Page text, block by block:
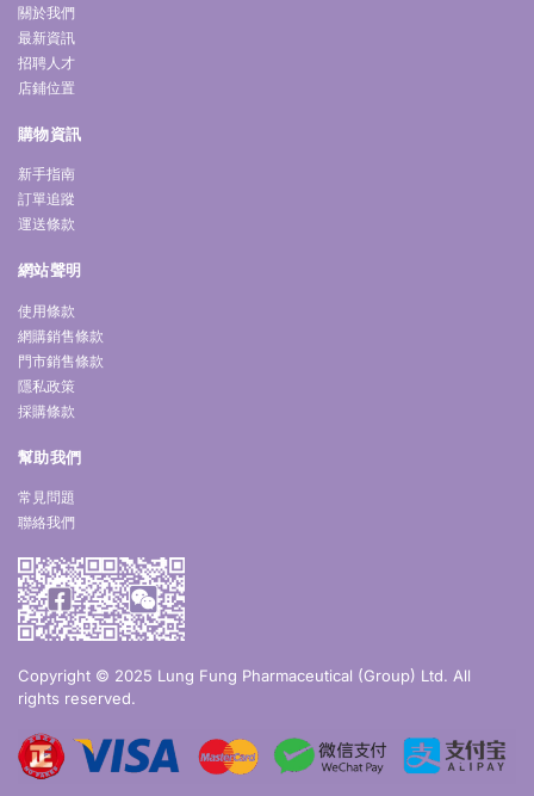
關於我們
最新資訊
招聘人才
店鋪位置
購物資訊
新手指南
訂單追蹤
運送條款
網站聲明
使用條款
網購銷售條款
門市銷售條款
隱私政策
採購條款
幫助我們
常見問題
聯絡我們
Copyright © 2025 Lung Fung Pharmaceutical (Group) Ltd. All
rights reserved.